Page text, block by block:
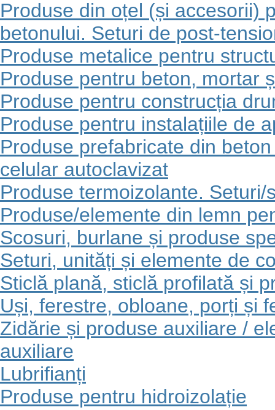
Produse din oțel (și accesorii)
betonului. Seturi de post-
Produse metalice pentru
Produse pentru beton, mortar
Produse pentru construcția
Produse pentru instalațiile de
Produse prefabricate din
celular autoclavizat
Produse termoizolante.
Produse/elemente din lemn
Scosuri, burlane și produse
Seturi, unități și elemente de
Sticlă plană, sticlă profilată și
Uși, ferestre, obloane, porți și
Zidărie și produse auxiliare /
auxiliare
Lubrifianți
Produse pentru hidroizolație